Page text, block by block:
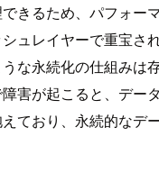
きるため、パフォー
ュレイヤーで重宝さ
な永続化の仕組みは
害が起こると、デー
ており、永続的なデ